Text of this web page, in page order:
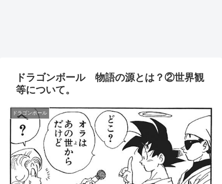
ドラゴンボール 物語の源とは？②世界観
等について。
ドラゴンボール